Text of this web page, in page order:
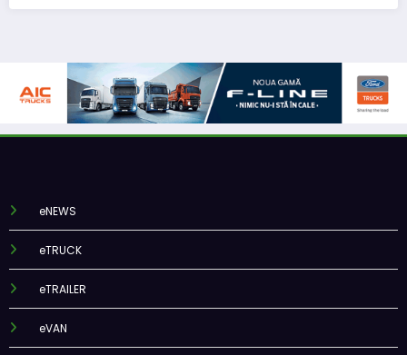
eNEWS
eTRUCK
eTRAILER
eVAN